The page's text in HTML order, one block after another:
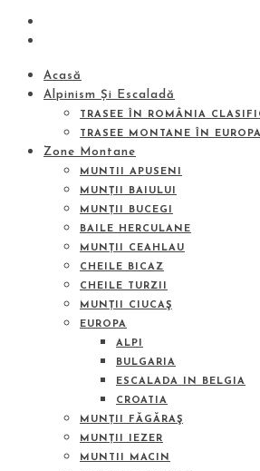
Acasă
Alpinism Și Escaladă
TRASEE ÎN ROMÂNIA
TRASEE MONTANE ÎN EUROPA
Zone Montane
MUNTII APUSENI
MUNȚII BAIULUI
MUNȚII BUCEGI
BAILE HERCULANE
MUNȚII CEAHLAU
CHEILE BICAZ
CHEILE TURZII
MUNȚII CIUCAŞ
EUROPA
ALPI
BULGARIA
ESCALADA IN BELGIA
CROATIA
MUNȚII FĂGĂRAŞ
MUNȚII IEZER
MUNTII MACIN